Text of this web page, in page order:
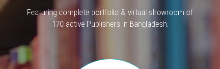
Featuring complete portfolio & virtual showroom of
170 active Publishers in Bangladesh.